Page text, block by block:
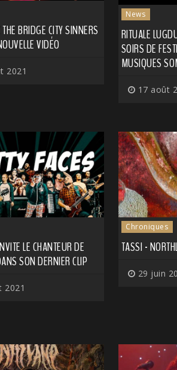
BRIDGE CITY SINNERS
VIDÉO
2021
News
RITUALE
SOIRS DE
MUSIQUES
17 août
LE CHANTEUR DE
SON DERNIER CLIP
2021
Chroniques
TASSI -
29 juin